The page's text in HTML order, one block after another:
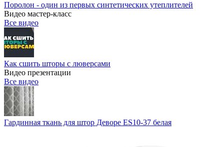
Поролон - один из первых синтетических утеплителей
Видео мастер-класс
Все видео
Как сшить шторы с люверсами
Видео презентации
Все видео
Гардинная ткань для штор Деворе ES10-37 белая